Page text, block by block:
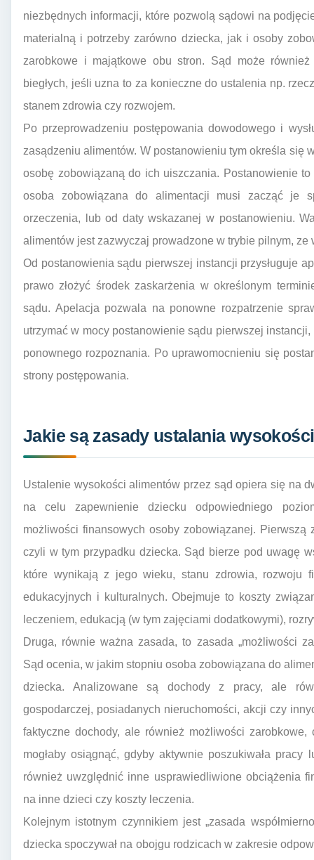
niezbędnych informacji, które pozwolą sądowi na
materialną i potrzeby zarówno dziecka, jak i osoby
zarobkowe i majątkowe obu stron. Sąd może
biegłych, jeśli uzna to za konieczne do ustalenia np.
stanem zdrowia czy rozwojem.
Po przeprowadzeniu postępowania dowodowego i
zasądzeniu alimentów. W postanowieniu tym określa się
osobę zobowiązaną do ich uiszczania. Postanowienie
osoba zobowiązana do alimentacji musi zacząć je
orzeczenia, lub od daty wskazanej w postanowieniu.
alimentów jest zazwyczaj prowadzone w trybie pilnym, ze
Od postanowienia sądu pierwszej instancji przysługuje
prawo złożyć środek zaskarżenia w określonym
sądu. Apelacja pozwala na ponowne rozpatrzenie
utrzymać w mocy postanowienie sądu pierwszej
ponownego rozpoznania. Po uprawomocnieniu się
strony postępowania.
Jakie są zasady ustalania
Ustalenie wysokości alimentów przez sąd opiera się na
na celu zapewnienie dziecku odpowiedniego
możliwości finansowych osoby zobowiązanej. Pierwszą
czyli w tym przypadku dziecka. Sąd bierze pod uwagę
które wynikają z jego wieku, stanu zdrowia, rozwoju
edukacyjnych i kulturalnych. Obejmuje to koszty
leczeniem, edukacją (w tym zajęciami dodatkowymi),
Druga, równie ważna zasada, to zasada „możliwości
Sąd ocenia, w jakim stopniu osoba zobowiązana do
dziecka. Analizowane są dochody z pracy, ale
gospodarczej, posiadanych nieruchomości, akcji czy
faktyczne dochody, ale również możliwości
mogłaby osiągnąć, gdyby aktywnie poszukiwała
również uwzględnić inne usprawiedliwione obciążenia
na inne dzieci czy koszty leczenia.
Kolejnym istotnym czynnikiem jest „zasada
dziecka spoczywał na obojgu rodzicach w zakresie